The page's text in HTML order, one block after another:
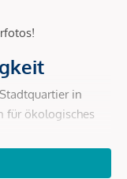
in
für ökologisches
% weniger CO²-